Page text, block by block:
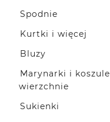
Spodnie
Kurtki i więcej
Bluzy
Marynarki i koszule
wierzchnie
Sukienki